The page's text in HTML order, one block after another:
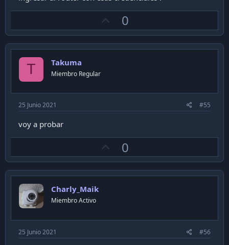
p
v
0
T Takuma
Miembro Regular
25 Junio 2021 #55
voy a probar
p
v
0
Charly_Maik
Miembro Activo
25 Junio 2021 #56